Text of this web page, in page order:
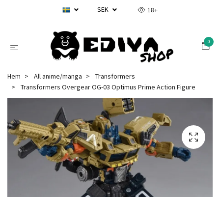
SEK 18+
0
Hem All anime/manga
Transformers
Transformers Overgear OG-03 Optimus Prime Action Figure